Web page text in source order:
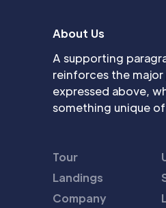
About Us
A supporting
reinforces the
expressed above,
something unique
Tour
Landings
Company